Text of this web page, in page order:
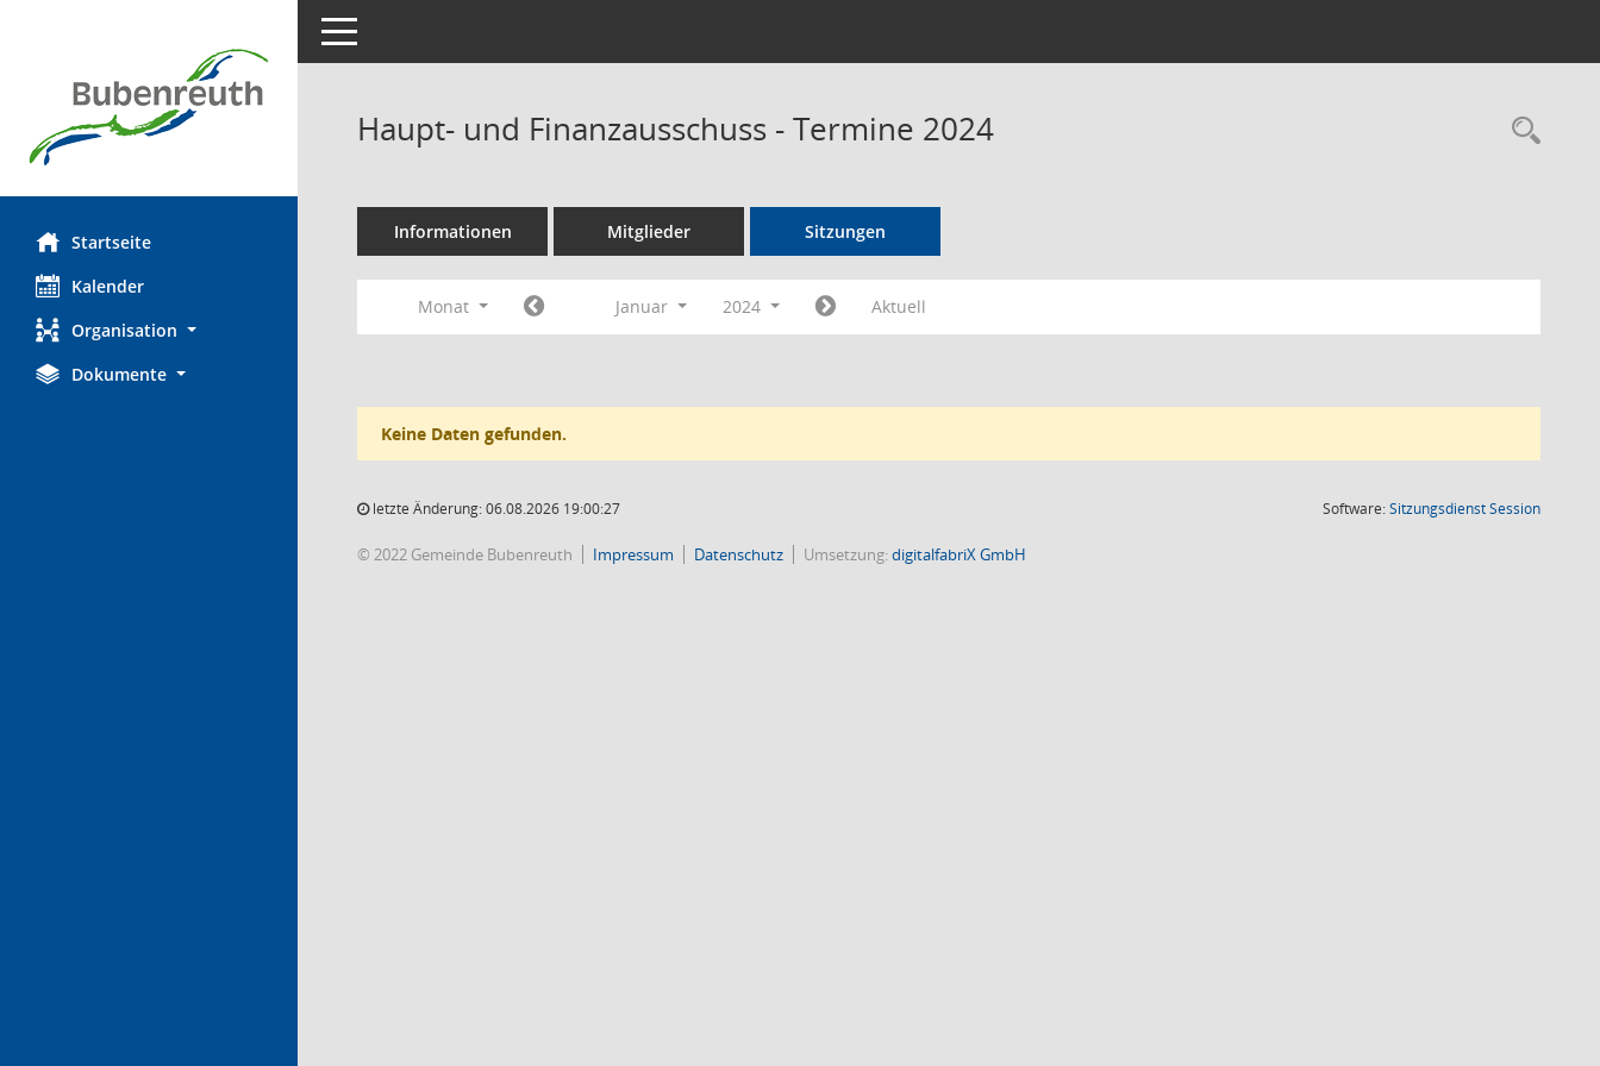
Startseite
Kalender
Organisation
Dokumente
Toggle navigation
Haupt- und Finanzausschuss - Termine 2024
Informationen Mitglieder Sitzungen
Monat Januar 2024 Aktuell
Keine Daten gefunden.
letzte Änderung: 06.08.2026 19:00:27 Software:SitzungsdienstSession(Wird in
© 2022 Gemeinde Bubenreuth Impressum Datenschutz Umsetzung:digitalfabriX GmbH